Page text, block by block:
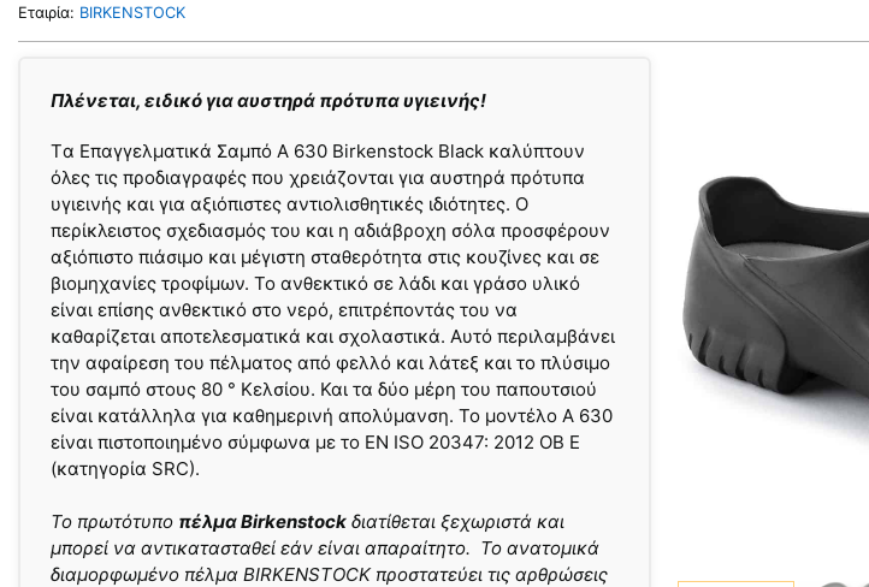
Εταιρία: BIRKENSTOCK
Πλένεται, ειδικό για αυστηρά πρότυπα υγιεινής!
Tα Επαγγελματικά Σαμπό A 630 Birkenstock Black καλύπτουν
όλες τις προδιαγραφές που χρειάζονται για αυστηρά πρότυπα
υγιεινής και για αξιόπιστες αντιολισθητικές ιδιότητες. Ο
περίκλειστος σχεδιασμός του και η αδιάβροχη σόλα προσφέρουν
αξιόπιστο πιάσιμο και μέγιστη σταθερότητα στις κουζίνες και σε
βιομηχανίες τροφίμων. Το ανθεκτικό σε λάδι και γράσο υλικό
είναι επίσης ανθεκτικό στο νερό, επιτρέποντάς του να
καθαρίζεται αποτελεσματικά και σχολαστικά. Αυτό περιλαμβάνει
την αφαίρεση του πέλματος από φελλό και λάτεξ και το πλύσιμο
του σαμπό στους 80 ° Κελσίου. Και τα δύο μέρη του παπουτσιού
είναι κατάλληλα για καθημερινή απολύμανση. Το μοντέλο A 630
είναι πιστοποιημένο σύμφωνα με το EN ISO 20347: 2012 OB E
(κατηγορία SRC).
Το πρωτότυπο πέλμα Birkenstock διατίθεται ξεχωριστά και
μπορεί να αντικατασταθεί εάν είναι απαραίτητο. Το ανατομικά
διαμορφωμένο πέλμα BIRKENSTOCK προστατεύει τις αρθρώσεις